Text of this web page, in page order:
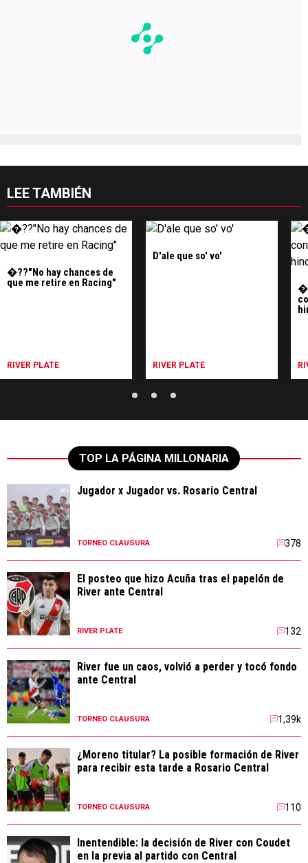
LEE TAMBIÉN
�??"No hay chances de
que me retire en Racing"
RIVER PLATE
D'ale que so' vo'
RIVER PLATE
TOP LA PÁGINA MILLONARIA
Jugador x Jugador vs. Rosario Central
TORNEO CLAUSURA 378
El posteo que hizo Acuña tras el papelón de
River ante Central
RIVER PLATE 132
River fue un caos, volvió a perder y tocó fondo
ante Central
TORNEO CLAUSURA 1,39k
¿Moreno titular? La posible formación de River
para recibir esta tarde a Rosario Central
TORNEO CLAUSURA 110
Inentendible: la decisión de River con Coudet
en la previa al partido con Central